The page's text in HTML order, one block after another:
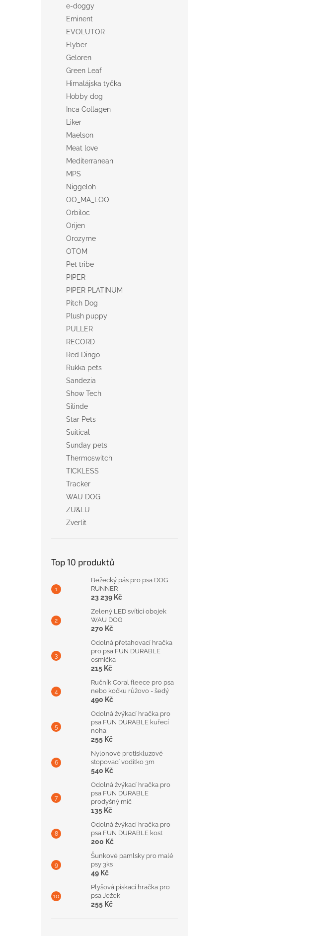
e-doggy
Eminent
EVOLUTOR
Flyber
Geloren
Green Leaf
Himalájska tyčka
Hobby dog
Inca Collagen
Liker
Maelson
Meat love
Mediterranean
MPS
Niggeloh
OO_MA_LOO
Orbiloc
Orijen
Orozyme
OTOM
Pet tribe
PIPER
PIPER PLATINUM
Pitch Dog
Plush puppy
PULLER
RECORD
Red Dingo
Rukka pets
Sandezia
Show Tech
Silinde
Star Pets
Suitical
Sunday pets
Thermoswitch
TICKLESS
Tracker
WAU DOG
ZU&LU
Zverlit
Top 10 produktů
Bežecký pás pro psa DOG
RUNNER
23 239 Kč
Zelený LED svítící obojek
WAU DOG
270 Kč
Odolná přetahovací hračka
pro psa FUN DURABLE
osmička
215 Kč
Ručník Coral fleece pro psa
nebo kočku růžovo - šedý
490 Kč
Odolná žvýkací hračka pro
psa FUN DURABLE kuřecí
noha
255 Kč
Nylonové protiskluzové
stopovací vodítko 3m
540 Kč
Odolná žvýkací hračka pro
psa FUN DURABLE
prodyšný míč
135 Kč
Odolná žvýkací hračka pro
psa FUN DURABLE kost
200 Kč
Šunkové pamlsky pro malé
psy 3ks
49 Kč
Plyšová pískací hračka pro
psa Ježek
255 Kč